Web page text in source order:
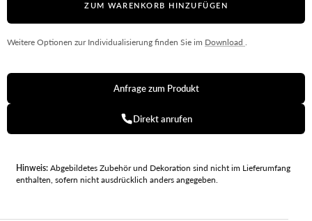
ZUM WARENKORB HINZUFÜGEN
Weitere Optionen zur Individualisierung finden Sie im Download
Anfrage zum Produkt
Direkt anrufen
Hinweis: Abgebildetes Zubehör und Dekoration sind nicht im Lieferumfang
enthalten, sofern nicht ausdrücklich anders angegeben.